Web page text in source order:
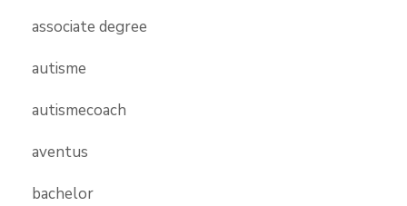
associate degree
autisme
autismecoach
aventus
bachelor